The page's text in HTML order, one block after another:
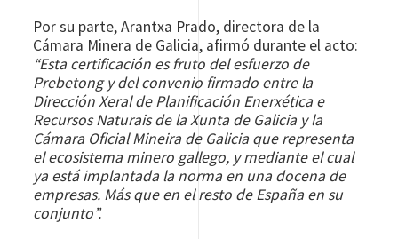
Por su parte, Arantxa Prado, directora de la
Cámara Minera de Galicia, afirmó durante el acto:
“Esta certificación es fruto del esfuerzo de
Prebetong y del convenio firmado entre la
Dirección Xeral de Planificación Enerxética e
Recursos Naturais de la Xunta de Galicia y la
Cámara Oficial Mineira de Galicia que representa
el ecosistema minero gallego, y mediante el cual
ya está implantada la norma en una docena de
empresas. Más que en el resto de España en su
conjunto”.